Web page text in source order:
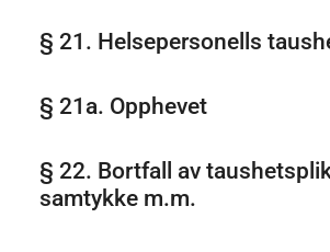
§ 21. Helsepersonells
§ 21a. Opphevet
§ 22. Bortfall av
samtykke m.m.